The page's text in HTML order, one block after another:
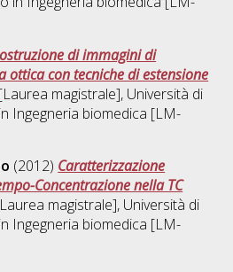
di immagini di
ottica con tecniche di estensione
[Laurea magistrale], Università di
Ingegneria biomedica [LM-
(2012) Caratterizzazione
Concentrazione nella TC
magistrale], Università di
Ingegneria biomedica [LM-